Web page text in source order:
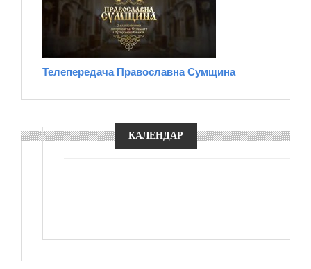
Телепередача Православна Сумщина
КАЛЕНДАР